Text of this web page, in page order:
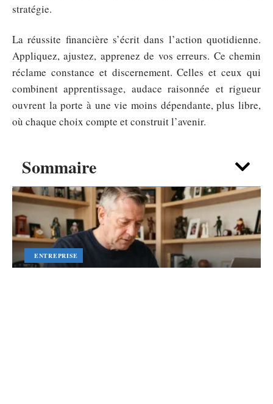
Sommaire
ENTREPRISE
stratégie.
La réussite financière s’écrit dans l’action quotidienne.
Appliquez, ajustez, apprenez de vos erreurs. Ce chemin
réclame constance et discernement. Celles et ceux qui
combinent apprentissage, audace raisonnée et rigueur
ouvrent la porte à une vie moins dépendante, plus libre,
où chaque choix compte et construit l’avenir.